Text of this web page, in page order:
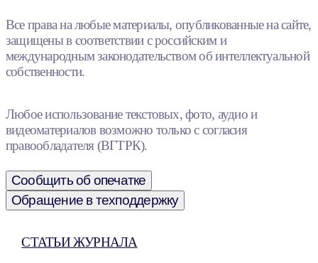
Все права на любые материалы, опубликованные на сайте,
защищены в соответствии с российским и
международным законодательством об интеллектуальной
собственности.
Любое использование текстовых, фото, аудио и
видеоматериалов возможно только с согласия
правообладателя (ВГТРК).
Сообщить об опечатке
Обращение в техподдержку
СТАТЬИ ЖУРНАЛА